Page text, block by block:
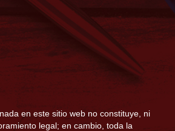
en este sitio web no constituye, ni
legal; en cambio, toda la